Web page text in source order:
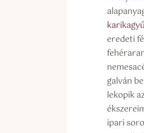
eredeti
galván
lekopik
ipari